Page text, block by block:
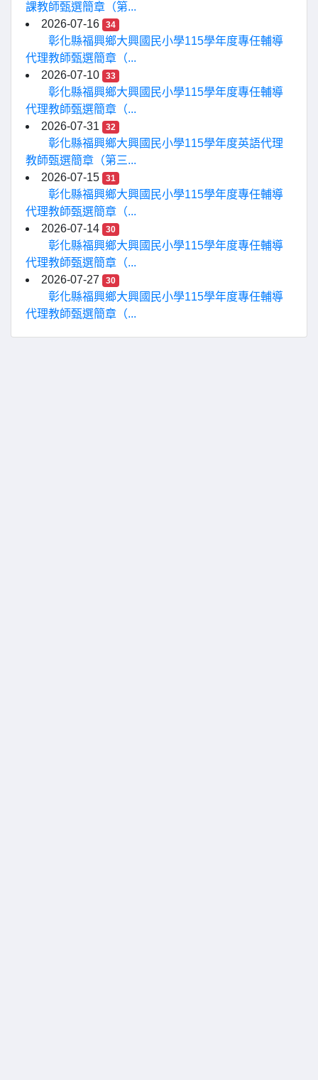
課教師甄選簡章（第...
2026-07-16
34
彰化縣福興鄉大興國民小學115學年度專任輔導
代理教師甄選簡章（...
2026-07-10
33
彰化縣福興鄉大興國民小學115學年度專任輔導
代理教師甄選簡章（...
2026-07-31
32
彰化縣福興鄉大興國民小學115學年度英語代理
教師甄選簡章（第三...
2026-07-15
31
彰化縣福興鄉大興國民小學115學年度專任輔導
代理教師甄選簡章（...
2026-07-14
30
彰化縣福興鄉大興國民小學115學年度專任輔導
代理教師甄選簡章（...
2026-07-27
30
彰化縣福興鄉大興國民小學115學年度專任輔導
代理教師甄選簡章（...